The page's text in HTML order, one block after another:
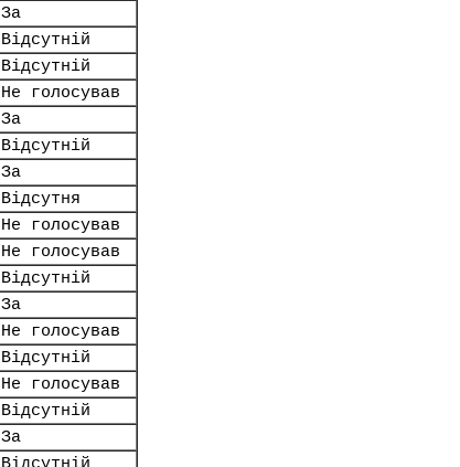
За
Відсутній
Відсутній
Не голосував
За
Відсутній
За
Відсутня
Не голосував
Не голосував
Відсутній
За
Не голосував
Відсутній
Не голосував
Відсутній
За